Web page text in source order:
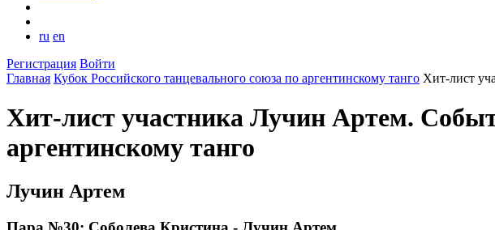
ru en
Регистрация Войти
Главная Кубок Российского танцевального союза по аргентинскому танго Хит-лист
Хит-лист участника Лучин Артем.
аргентинскому танго
Лучин Артем